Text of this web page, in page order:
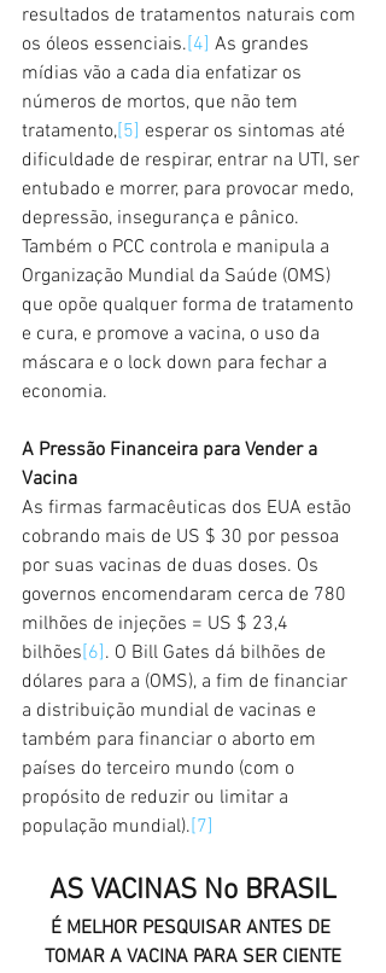
resultados de tratamentos naturais com
os óleos essenciais.[4] As grandes
mídias vão a cada dia enfatizar os
números de mortos, que não tem
tratamento,[5] esperar os sintomas até
dificuldade de respirar, entrar na UTI, ser
entubado e morrer, para provocar medo,
depressão, insegurança e pânico.
Também o PCC controla e manipula a
Organização Mundial da Saúde (OMS)
que opõe qualquer forma de tratamento
e cura, e promove a vacina, o uso da
máscara e o lock down para fechar a
economia.
A Pressão Financeira para Vender a
Vacina
As firmas farmacêuticas dos EUA estão
cobrando mais de US $ 30 por pessoa
por suas vacinas de duas doses. Os
governos encomendaram cerca de 780
milhões de injeções = US $ 23,4
bilhões[6]. O Bill Gates dá bilhões de
dólares para a (OMS), a fim de financiar
a distribuição mundial de vacinas e
também para financiar o aborto em
países do terceiro mundo (com o
propósito de reduzir ou limitar a
população mundial).[7]
AS VACINAS No BRASIL
É MELHOR PESQUISAR ANTES DE
TOMAR A VACINA PARA SER CIENTE